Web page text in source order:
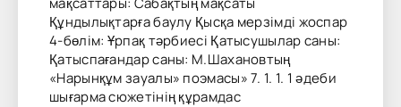
Құндылықтарға баулу Қысқа мерзімді жоспар
4-бөлім: Ұрпақ тәрбиесі Қатысушылар саны:
Қатыспағандар саны: М.Шахановтың
«Нарынқұм зауалы» поэмасы» 7. 1. 1. 1 әдеби
шығарма сюжетінің құрамдас